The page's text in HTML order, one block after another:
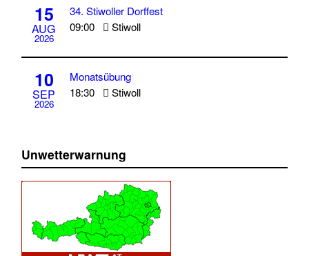
15
AUG
2026
34. Stiwoller Dorffest
09:00
Stiwoll
10
SEP
2026
Monatsübung
18:30
Stiwoll
Unwetterwarnung